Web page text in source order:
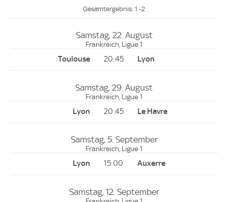
1 -2
Samstag, 22. August
Frankreich, Ligue 1
20:45
Samstag, 29. August
Frankreich, Ligue 1
20:45
Samstag, 5. September
Frankreich, Ligue 1
15:00
Samstag, 12. September